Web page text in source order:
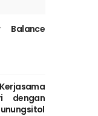
dengan